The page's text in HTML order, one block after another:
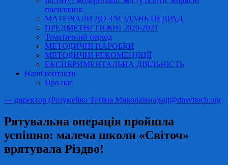
посилання.
МАТЕРІАЛИ ДО ЗАСІДАНЬ ПЕДРАД
ПРЕДМЕТНІ ТИЖНІ 2020-2021
Тематичний період
МЕТОДИЧНІ НАРОБКИ
МЕТОДИЧНІ РЕКОМЕНДЦІЇ
ЕКСПЕРИМЕНТАЛЬНА ДІЯЛЬНІСТЬ
Наші контакти
Про нас
— директор (Розумейко Тетяна Миколаївна)sajt@dnsvitoch.org
Рятувальна операція пройшла
успішно: малеча школи «Світоч»
врятувала Різдво!